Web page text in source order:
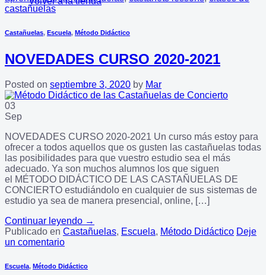
castañuelas
Castañuelas, Escuela, Método Didáctico
NOVEDADES CURSO 2020-2021
Posted on septiembre 3, 2020 by Mar
03
Sep
NOVEDADES CURSO 2020-2021 Un curso más estoy para
ofrecer a todos aquellos que os gusten las castañuelas todas
las posibilidades para que vuestro estudio sea el más
adecuado. Ya son muchos alumnos los que siguen
el MÉTODO DIDÁCTICO DE LAS CASTAÑUELAS DE
CONCIERTO estudiándolo en cualquier de sus sistemas de
estudio ya sea de manera presencial, online, […]
Continuar leyendo →
Publicado en Castañuelas, Escuela, Método Didáctico Deje
un comentario
Escuela, Método Didáctico